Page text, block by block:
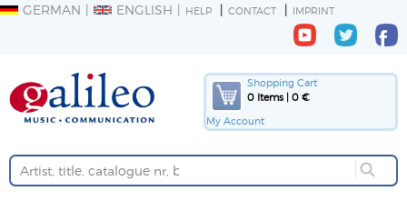
GERMAN ENGLISH HELP CONTACT IMPRINT
Shopping Cart
0 Items | 0 €
My Account